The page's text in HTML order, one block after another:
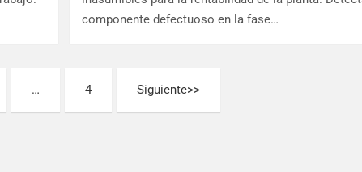
componente defectuoso en la fase…
… 4 Siguiente